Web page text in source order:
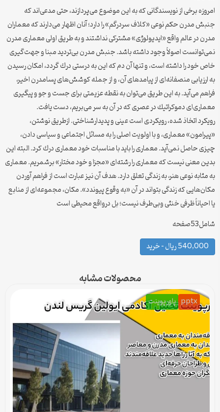
امروزه برخی از نويسندگانی كه به اين موضوع می‌پردازند، حتی مدعی‌اند كه
جنبش مدرن حكم نوعی «كلاف سردرگم» را دارد؛ آنان اظهار می‌دارند كه معماران
مدرن در عالم واقع «ايديولوژی» مشتركی نداشتند و به طريق اولی معماری مدرن
نمی‌توانست اصولاً وجود داشته باشد. جنبش مدرن بی‌ترديد مبنا و جهت‌گيری
خاص خود را داشته است، و تنها آن دم كه اين به درستی درك گردد، امكان رسيدن
به ارزيابی منصفانه‌ای از پيامدهای آن، و از جمله كوشش‌های پسامدرن اخير،
فراهم می‌آيد. به اين طريق می‌توان به نقطه عزيمتی برای جست و جو و پيگيری
معماری‌ای دموكراتيك در عصری كه در آن به سر می‌بريم، دست يافت.
رويكرد اتخاذ شده، رويكردی است عينی و پديدارشناختی. ازطريق نوشتن،
«پيرامون» معماری، و با اولويت اصلی را به مسائل اجتماعی و سياسی دادن،
چيزی حاصل نمی‌آيد. معماری را بايد با مناسبات خود معماری درك كرد. البته اين
بدين معنی نيست كه معماری را رشته‌ای «مجزا و خود مختار» برشمريم. معماری
به مثابه نوعی هنر، به زندگی تعلق دارد. هدف آن نيز عبارت است از فراهم آوردن
مكان‌هايی كه زندگی بتواند در آن «به وقوع پيوندد». مكان، مجموعه‌ای از منابع
يا احياناً ظرفی خنثی وبی‌طرف نيست؛ بل درواقع محيطی است
شامل53صفحه
540,000 ریال – خرید
محصولات مشابه
pptx پاورپوینت